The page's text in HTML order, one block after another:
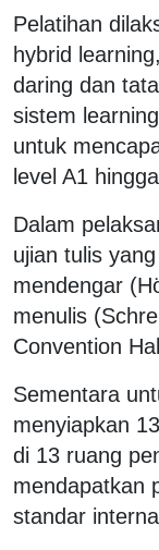
Pelatihan
hybrid
daring dan
sistem
untuk
level A1
Dalam
ujian tulis
mendengar
menulis
Convention
Sementara
menyiapkan
di 13 ruang
mendapatkan
standar